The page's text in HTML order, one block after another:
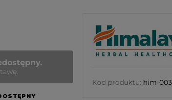
Kod produktu: him-003